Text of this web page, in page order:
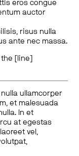
eros congue
auctor
risus nulla
ante nec massa.
[line]
ullamcorper
et malesuada
In et
at egestas
vel,